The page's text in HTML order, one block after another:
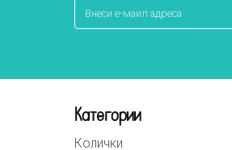
Категории
Колички